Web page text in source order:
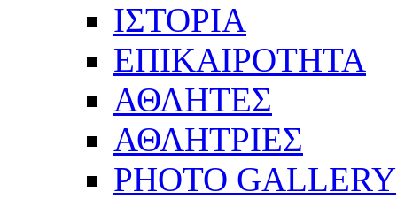
ΙΣΤΟΡΙΑ
ΕΠΙΚΑΙΡΟΤΗΤΑ
ΑΘΛΗΤΕΣ
ΑΘΛΗΤΡΙΕΣ
PHOTO GALLERY